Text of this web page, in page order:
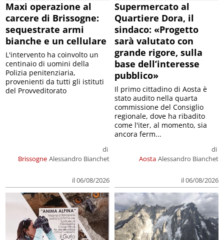
Maxi operazione al
carcere di Brissogne:
sequestrate armi
bianche e un cellulare
Brissogne
di
Alessandro Bianchet
il 06/08/2026
L'intervento ha coinvolto un
centinaio di uomini della
Polizia penitenziaria,
provenienti da tutti gli istituti
del Provveditorato
Supermercato al
Quartiere Dora, il
sindaco: «Progetto
sarà valutato con
grande rigore, sulla
base dell’interesse
pubblico»
Aosta
di
Alessandro Bianchet
il 06/08/2026
Il primo cittadino di Aosta è
stato audito nella quarta
commissione del Consiglio
regionale, dove ha ribadito
come l'iter, al momento, sia
ancora ferm...